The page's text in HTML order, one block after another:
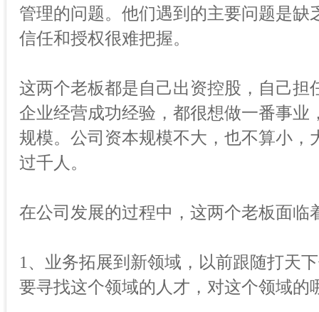
管理的问题。他们遇到的主要问题是
信任和授权很难把握。
这两个老板都是自己出资控股，自己
企业经营成功经验，都很想做一番事
规模。公司资本规模不大，也不算小
过千人。
在公司发展的过程中，这两个老板面临
1、业务拓展到新领域，以前跟随打天
要寻找这个领域的人才，对这个领域的